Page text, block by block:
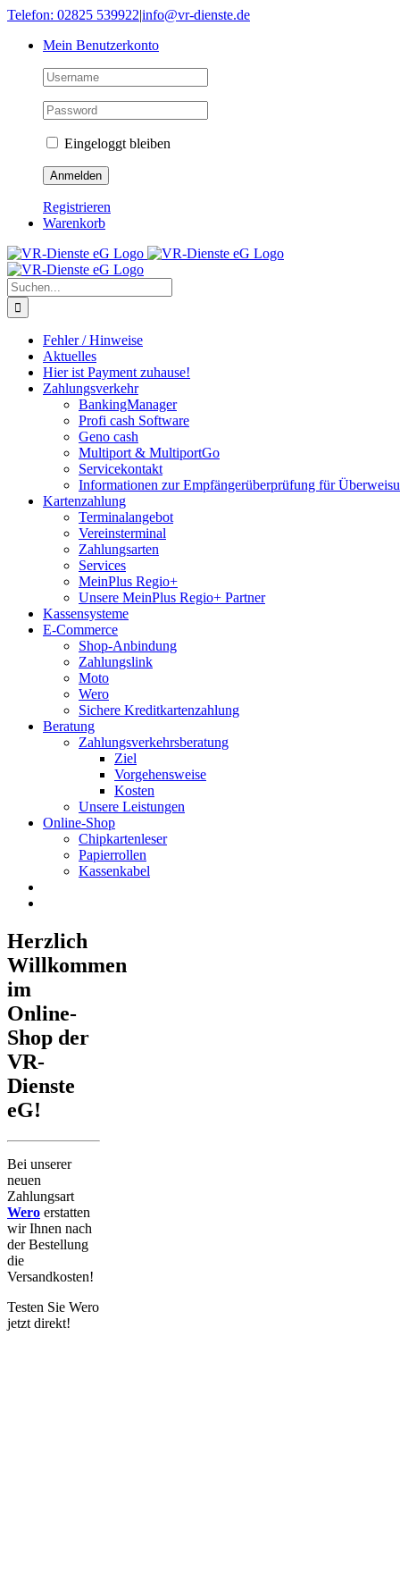
Skip
content
Telefon: 02825 539922|info@vr-dienste.de
Mein Benutzerkonto
Eingeloggt bleiben
Registrieren
Warenkorb
Suche
nach:
Fehler / Hinweise
Aktuelles
Hier ist Payment zuhause!
Zahlungsverkehr
BankingManager
Profi cash Software
Geno cash
Multiport & MultiportGo
Servicekontakt
Informationen zur Empfängerüberprüfung für
Kartenzahlung
Terminalangebot
Vereinsterminal
Zahlungsarten
Services
MeinPlus Regio+
Unsere MeinPlus Regio+ Partner
Kassensysteme
E-Commerce
Shop-Anbindung
Zahlungslink
Moto
Wero
Sichere Kreditkartenzahlung
Beratung
Zahlungsverkehrsberatung
Ziel
Vorgehensweise
Kosten
Unsere Leistungen
Online-Shop
Chipkartenleser
Papierrollen
Kassenkabel
Herzlich
Willkommen
im
Online-
Shop der
VR-
Dienste
eG!
Bei unserer
neuen
Zahlungsart
Wero erstatten
wirIhnen nach
der Bestellung
die
Versandkosten!
Testen Sie Wero
jetzt direkt!